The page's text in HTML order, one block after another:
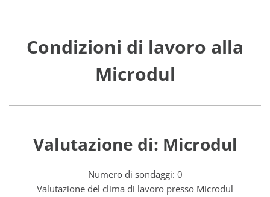
Condizioni di lavoro alla
Microdul
Valutazione di: Microdul
Numero di sondaggi: 0
Valutazione del clima di lavoro presso Microdul